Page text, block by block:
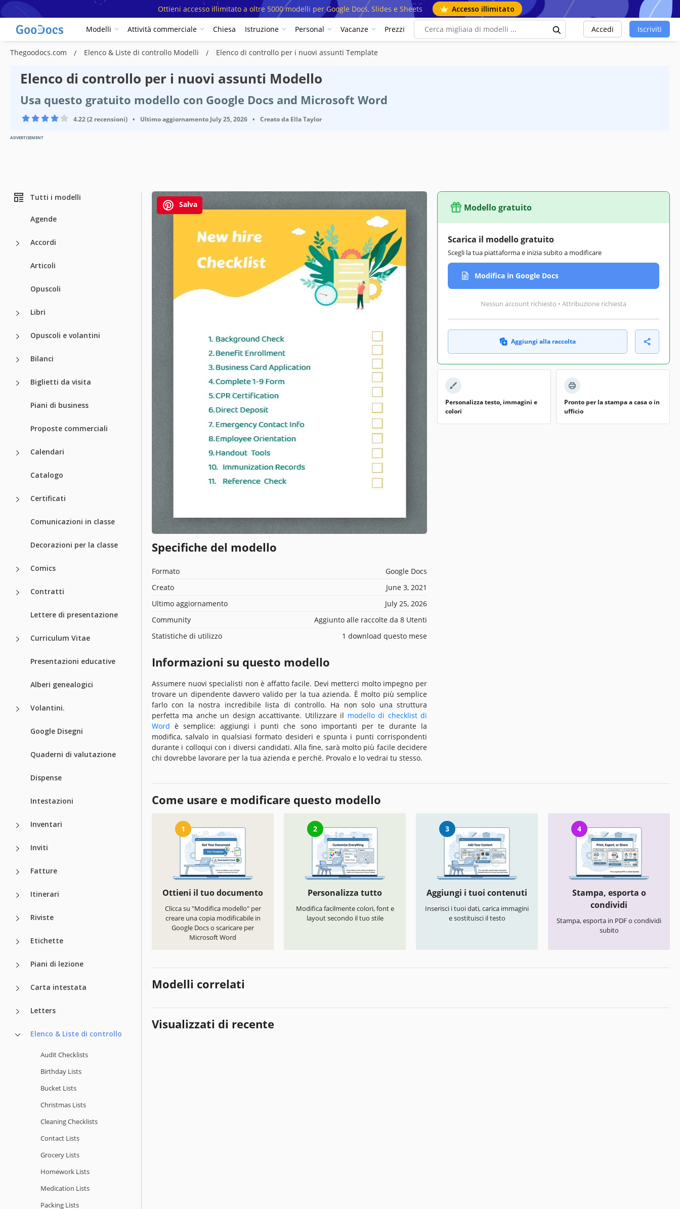
Ottieni accesso illimitato a oltre 5000 modelli per Google Docs, Slides e Sheets Accesso illimitato
Modelli Attività commerciale Chiesa Istruzione Personal Vacanze Prezzi Accedi Iscriviti
Thegoodocs.com Elenco & Liste di controllo Modelli Elenco di controllo per i nuovi assunti Template
Elenco di controllo per i nuovi assunti Modello
Usa questo gratuito modello con Google Docs and Microsoft Word
4.22 (2 recensioni) • Ultimo aggiornamento July 25, 2026 • Creato da Ella Taylor
ADVERTISEMENT
Tutti i modelli
Agende
Accordi
Articoli
Opuscoli
Libri
Opuscoli e volantini
Bilanci
Biglietti da visita
Piani di business
Proposte commerciali
Calendari
Catalogo
Certificati
Comunicazioni in classe
Decorazioni per la classe
Comics
Contratti
Lettere di presentazione
Curriculum Vitae
Presentazioni educative
Alberi genealogici
Volantini.
Google Disegni
Quaderni di valutazione
Dispense
Intestazioni
Inventari
Inviti
Fatture
Itinerari
Riviste
Etichette
Piani di lezione
Carta intestata
Letters
Elenco & Liste di controllo
Audit Checklists
Birthday Lists
Bucket Lists
Christmas Lists
Cleaning Checklists
Contact Lists
Grocery Lists
Homework Lists
Medication Lists
Packing Lists
Salva
Specifiche del modello
Formato
Google Docs
Creato
June 3, 2021
Ultimo aggiornamento
July 25, 2026
Community
Aggiunto alle raccolte da 8 Utenti
Statistiche di utilizzo
1 download questo mese
Informazioni su questo modello
Assumere nuovi specialisti non è affatto facile. Devi metterci molto impegno per
trovare un dipendente davvero valido per la tua azienda. È molto più semplice
farlo con la nostra incredibile lista di controllo. Ha non solo una struttura
perfetta ma anche un design accattivante. Utilizzare il modello di checklist di
Word è semplice: aggiungi i punti che sono importanti per te durante la
modifica, salvalo in qualsiasi formato desideri e spunta i punti corrispondenti
durante i colloqui con i diversi candidati. Alla fine, sarà molto più facile decidere
chi dovrebbe lavorare per la tua azienda e perché. Provalo e lo vedrai tu stesso.
Modello gratuito
Scarica il modello gratuito
Scegli la tua piattaforma e inizia subito a modificare
Modifica in Google Docs
Nessun account richiesto • Attribuzione richiesta
Aggiungi alla raccolta
Personalizza testo, immagini e
colori
Pronto per la stampa a casa o in
ufficio
Come usare e modificare questo modello
1
Ottieni il tuo documento
Clicca su "Modifica modello" per
creare una copia modificabile in
Google Docs o scaricare per
Microsoft Word
2
Personalizza tutto
Modifica facilmente colori, font e
layout secondo il tuo stile
3
Aggiungi i tuoi contenuti
Inserisci i tuoi dati, carica immagini
e sostituisci il testo
4
Stampa, esporta o
condividi
Stampa, esporta in PDF o condividi
subito
Modelli correlati
Visualizzati di recente